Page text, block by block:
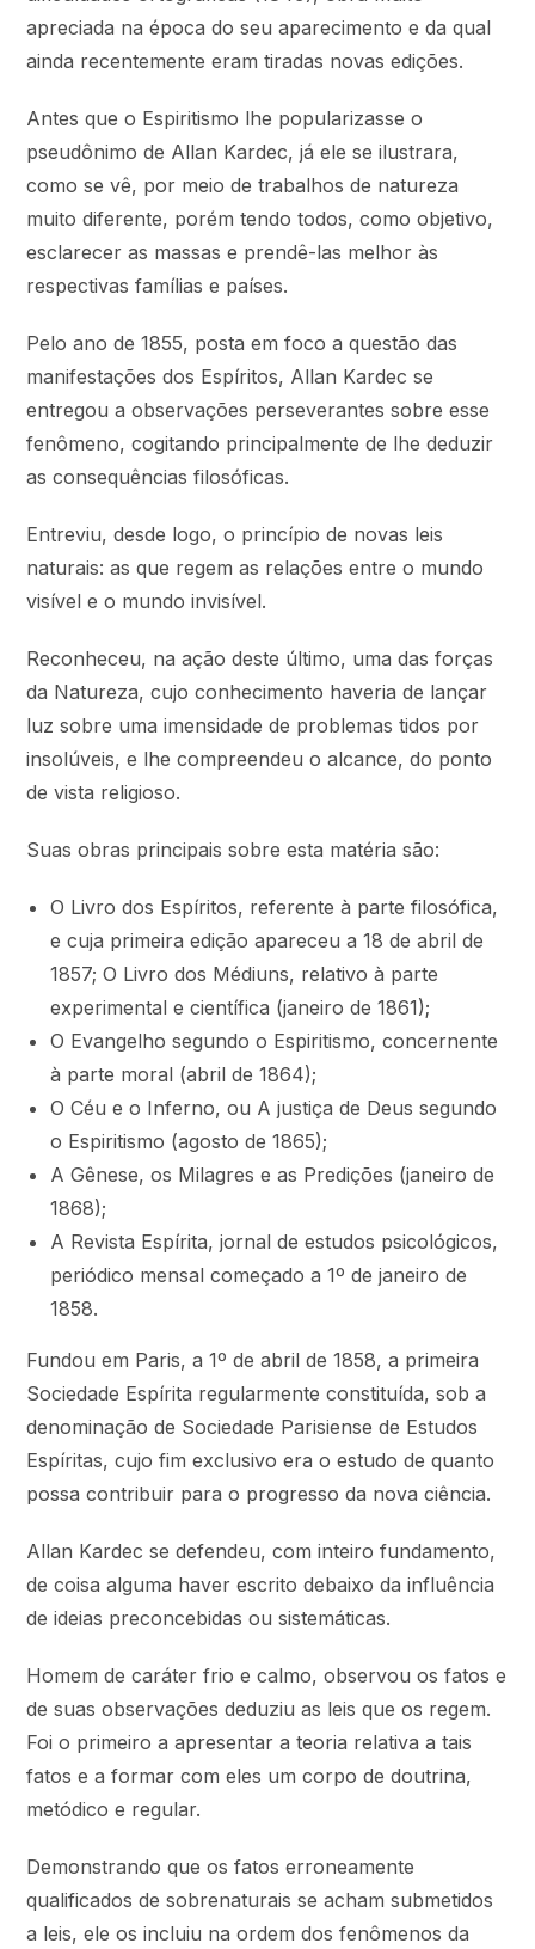
apreciada na época do seu aparecimento e da qual
ainda recentemente eram tiradas novas edições.
Antes que o Espiritismo lhe popularizasse o
pseudônimo de Allan Kardec, já ele se ilustrara,
como se vê, por meio de trabalhos de natureza
muito diferente, porém tendo todos, como objetivo,
esclarecer as massas e prendê-las melhor às
respectivas famílias e países.
Pelo ano de 1855, posta em foco a questão das
manifestações dos Espíritos, Allan Kardec se
entregou a observações perseverantes sobre esse
fenômeno, cogitando principalmente de lhe deduzir
as consequências filosóficas.
Entreviu, desde logo, o princípio de novas leis
naturais: as que regem as relações entre o mundo
visível e o mundo invisível.
Reconheceu, na ação deste último, uma das forças
da Natureza, cujo conhecimento haveria de lançar
luz sobre uma imensidade de problemas tidos por
insolúveis, e lhe compreendeu o alcance, do ponto
de vista religioso.
Suas obras principais sobre esta matéria são:
O Livro dos Espíritos, referente à parte filosófica,
e cuja primeira edição apareceu a 18 de abril de
1857; O Livro dos Médiuns, relativo à parte
experimental e científica (janeiro de 1861);
O Evangelho segundo o Espiritismo, concernente
à parte moral (abril de 1864);
O Céu e o Inferno, ou A justiça de Deus segundo
o Espiritismo (agosto de 1865);
A Gênese, os Milagres e as Predições (janeiro de
1868);
A Revista Espírita, jornal de estudos psicológicos,
periódico mensal começado a 1º de janeiro de
1858.
Fundou em Paris, a 1º de abril de 1858, a primeira
Sociedade Espírita regularmente constituída, sob a
denominação de Sociedade Parisiense de Estudos
Espíritas, cujo fim exclusivo era o estudo de quanto
possa contribuir para o progresso da nova ciência.
Allan Kardec se defendeu, com inteiro fundamento,
de coisa alguma haver escrito debaixo da influência
de ideias preconcebidas ou sistemáticas.
Homem de caráter frio e calmo, observou os fatos e
de suas observações deduziu as leis que os regem.
Foi o primeiro a apresentar a teoria relativa a tais
fatos e a formar com eles um corpo de doutrina,
metódico e regular.
Demonstrando que os fatos erroneamente
qualificados de sobrenaturais se acham submetidos
a leis, ele os incluiu na ordem dos fenômenos da